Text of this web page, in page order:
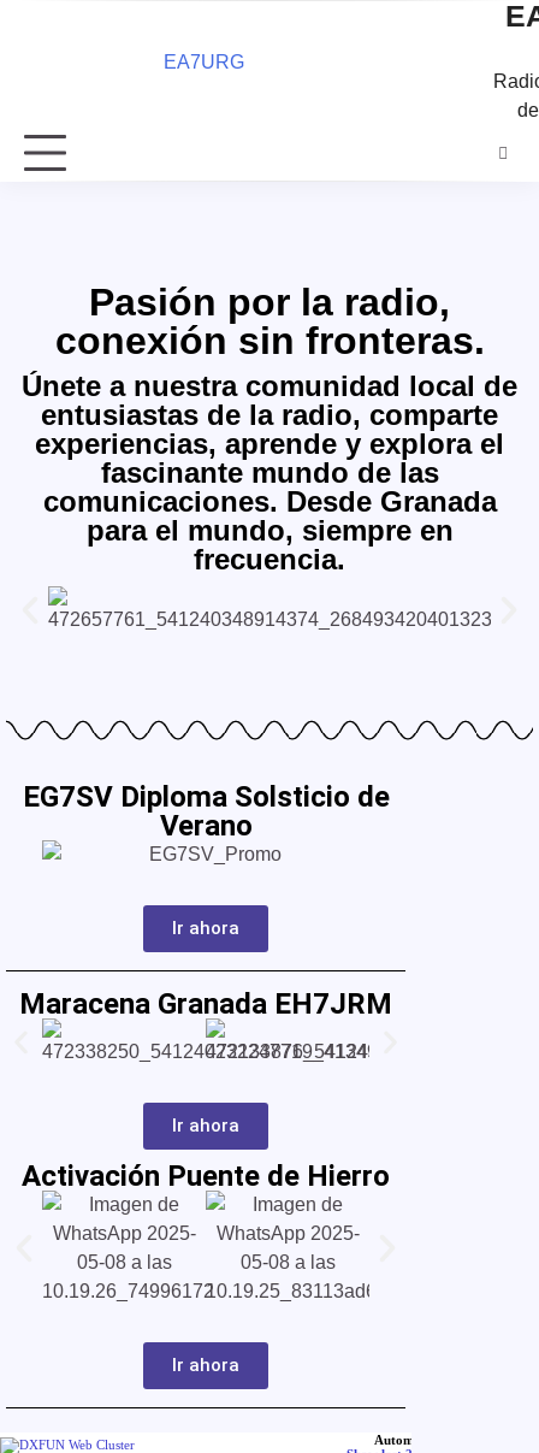
Pasión por la radio,
conexión sin fronteras.
Únete a nuestra comunidad local de
entusiastas de la radio, comparte
experiencias, aprende y explora el
fascinante mundo de las
comunicaciones. Desde Granada
para el mundo, siempre en
frecuencia.
EG7SV Diploma Solsticio de
Verano
Ir ahora
Maracena Granada EH7JRM
Ir ahora
Activación Puente de Hierro
Ir ahora